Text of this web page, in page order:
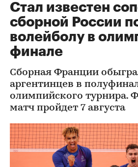
Стал известен
сборной России
волейболу в
финале
Сборная Франции
аргентинцев в
олимпийского турнира.
матч пройдет 7 августа